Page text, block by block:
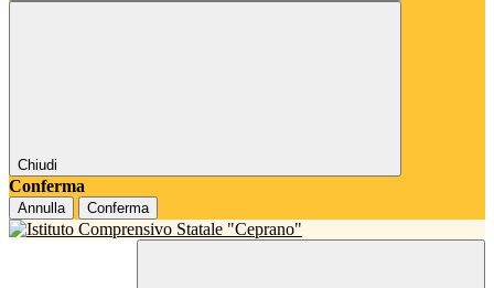
Chiudi
Conferma
Annulla Conferma